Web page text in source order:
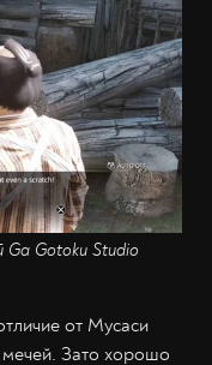
Ga Gotoku Studio
от Мусаси
мечей. Зато хорошо